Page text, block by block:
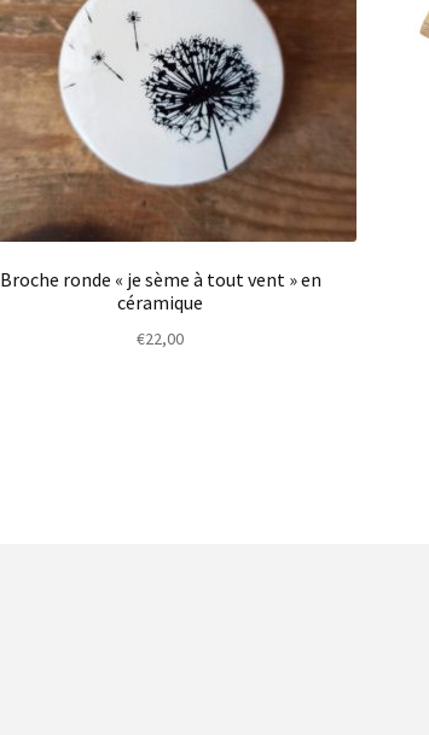
Broche ronde « je sème à tout vent » en
céramique
€22,00